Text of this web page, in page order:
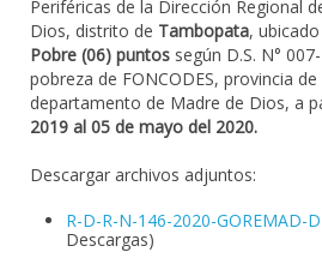
Periféricas de la Dirección Regional
Dios, distrito de Tambopata,
Pobre (06) puntos según D.S. N°
pobreza de FONCODES, provincia de
departamento de Madre de Dios, a
2019 al 05 de mayo del 2020.
Descargar archivos adjuntos:
R-D-R-N-146-2020-GOREMAD-
Descargas)